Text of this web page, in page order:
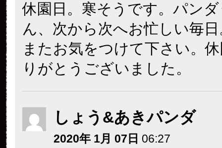
休園日。寒そうです。パン
ん、次から次へお忙しい毎
またお気をつけて下さい。
りがとうございました。
しょう&あきパンダ
2020年 1月 07日 06:27